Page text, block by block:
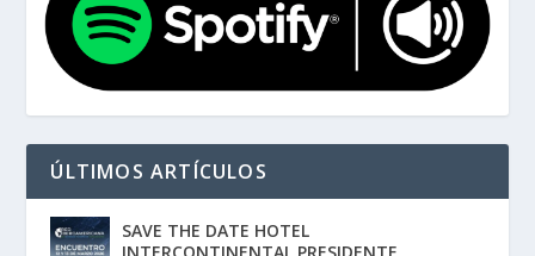
ÚLTIMOS ARTÍCULOS
SAVE THE DATE HOTEL